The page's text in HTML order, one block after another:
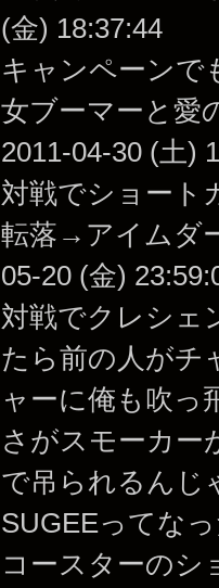
(金) 18:37:44
キャンペーンで
女ブーマーと愛
2011-04-30 (土)
対戦でショート
転落→アイムダ
05-20 (金)
対戦でクレシェ
たら前の人がチ
ャーに俺も吹っ
さがスモーカー
で吊られるんじ
SUGEEってな
コースターのシ